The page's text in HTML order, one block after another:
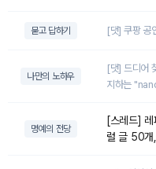
묻고 답하기 [댓] 쿠팡 공
나만의 노하우
[댓] 드디어
지하는
명예의 전당
[스레드]
럴 글 50개